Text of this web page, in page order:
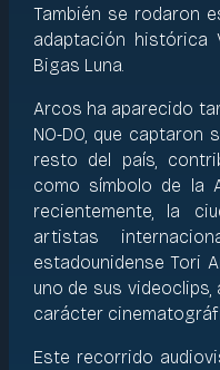
También se rodaron
adaptación histórica
Bigas Luna.
Arcos ha aparecido
NO-DO, que
resto del país,
como símbolo de la
recientemente, la
artistas
estadounidense Tori
uno de sus
carácter
Este recorrido